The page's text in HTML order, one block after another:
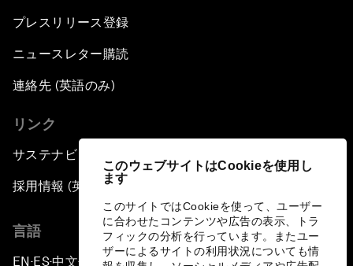
このウェブサイトはCookieを使用し
ます
このサイトではCookieを使って、ユーザー
に合わせたコンテンツや広告の表示、トラ
フィックの分析を行っています。またユー
ザーによるサイトの利用状況についても情
プレスリリース登録
ニュースレター購読
連絡先 (英語のみ)
リンク
サステナビリティへの取り組み
採用情報 (英語のみ)
言語
EN ▪ ES▪中文▪ 日本語